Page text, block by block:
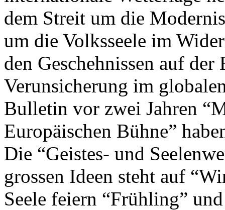
dem Streit um die
um die Volksseele im
den Geschehnissen auf
Verunsicherung im
Bulletin vor zwei Jahren
Europäischen Bühne”
Die “Geistes- und
grossen Ideen steht auf
Seele feiern “Frühling”